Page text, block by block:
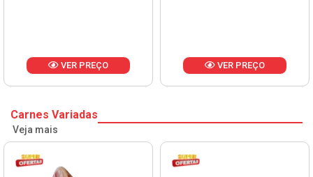
VER PREÇO VER PREÇO
Carnes Variadas
Veja mais